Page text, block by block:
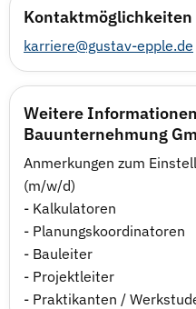
Kontaktmöglichkeiten
karriere@gustav-epple.de
Weitere Informationen
Bauunternehmung
Anmerkungen zum
(m/w/d)
- Kalkulatoren
- Planungskoordinatoren
- Bauleiter
- Projektleiter
- Praktikanten /